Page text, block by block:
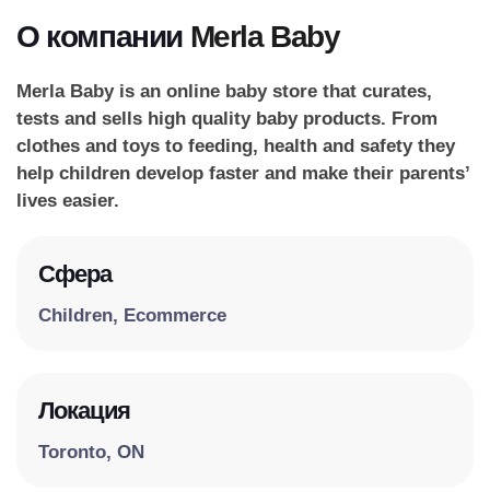
О компании Merla Baby
Merla Baby is an online baby store that curates,
tests and sells high quality baby products. From
clothes and toys to feeding, health and safety they
help children develop faster and make their parents’
lives easier.
Сфера
Children, Ecommerce
Локация
Toronto, ON